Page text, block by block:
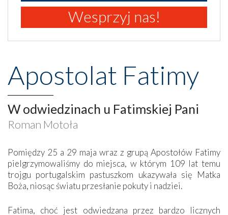
Wesprzyj nas!
Apostolat Fatimy
W odwiedzinach u Fatimskiej Pani
Roman Motoła
Pomiędzy 25 a 29 maja wraz z grupą Apostołów Fatimy
pielgrzymowaliśmy do miejsca, w którym 109 lat temu
trojgu portugalskim pastuszkom ukazywała się Matka
Boża, niosąc światu przesłanie pokuty i nadziei.
Fatima, choć jest odwiedzana przez bardzo licznych